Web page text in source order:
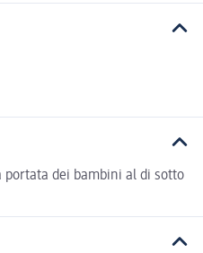
dei bambini al di sotto